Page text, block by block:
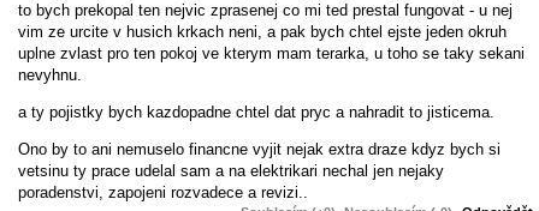
to bych prekopal ten nejvic zprasenej co mi ted prestal fungovat - u nej
vim ze urcite v husich krkach neni, a pak bych chtel ejste jeden okruh
uplne zvlast pro ten pokoj ve kterym mam terarka, u toho se taky sekani
nevyhnu.
a ty pojistky bych kazdopadne chtel dat pryc a nahradit to jisticema.
Ono by to ani nemuselo financne vyjit nejak extra draze kdyz bych si
vetsinu ty prace udelal sam a na elektrikari nechal jen nejaky
poradenstvi, zapojeni rozvadece a revizi..